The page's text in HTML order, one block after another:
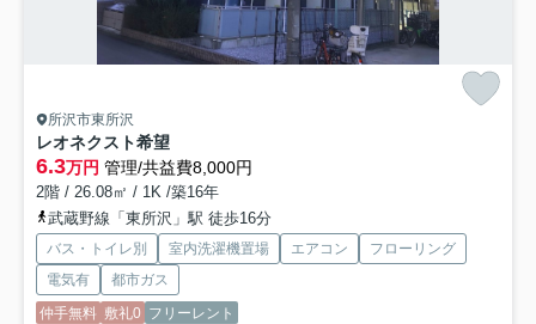
所沢市東所沢
レオネクスト希望
6.3万円 管理/共益費8,000円
2階 / 26.08㎡ / 1K /築16年
武蔵野線「東所沢」駅 徒歩16分
バス・トイレ別 室内洗濯機置場 エアコン
フローリング
電気有
都市ガス
仲手無料 敷礼0 フリーレント